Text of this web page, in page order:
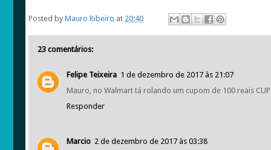
Posted by Mauro Ribeiro at 20:40
23 comentários:
Felipe Teixeira 1 de dezembro de 2017 às 21:07
Mauro, no Walmart tá rolando um cupom de 100 reais
Responder
Marcio 2 de dezembro de 2017 às 03:38